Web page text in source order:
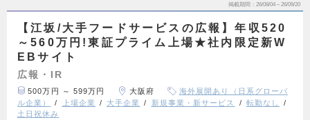
掲載期間 26/08/04～26/09/20
【江坂/大手フードサービスの広報】年収520
～560万円!東証プライム上場★社内限定新W
EBサイト
広報・IR
500万円 ～ 599万円 大阪府
海外展開あり（日系グローバ
ル企業）
上場企業 大手企業 新規事業・新サービス
転勤なし
土日祝休み